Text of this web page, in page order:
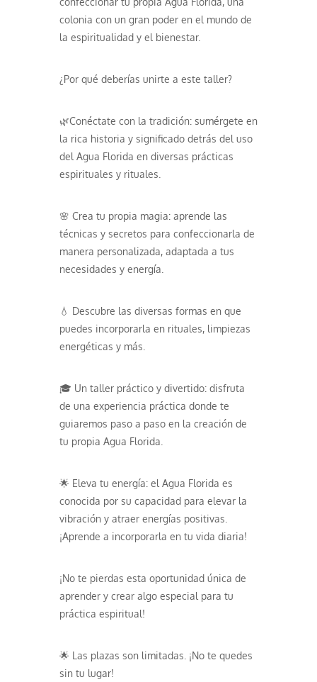
colonia con un gran poder en el mundo de
la espiritualidad y el bienestar.
¿Por qué deberías unirte a este taller?
🌿Conéctate con la tradición: sumérgete en
la rica historia y significado detrás del uso
del Agua Florida en diversas prácticas
espirituales y rituales.
🌸 Crea tu propia magia: aprende las
técnicas y secretos para confeccionarla de
manera personalizada, adaptada a tus
necesidades y energía.
💧 Descubre las diversas formas en que
puedes incorporarla en rituales, limpiezas
energéticas y más.
🎓 Un taller práctico y divertido: disfruta
de una experiencia práctica donde te
guiaremos paso a paso en la creación de
tu propia Agua Florida.
🌟 Eleva tu energía: el Agua Florida es
conocida por su capacidad para elevar la
vibración y atraer energías positivas.
¡Aprende a incorporarla en tu vida diaria!
¡No te pierdas esta oportunidad única de
aprender y crear algo especial para tu
práctica espiritual!
🌟 Las plazas son limitadas. ¡No te quedes
sin tu lugar!